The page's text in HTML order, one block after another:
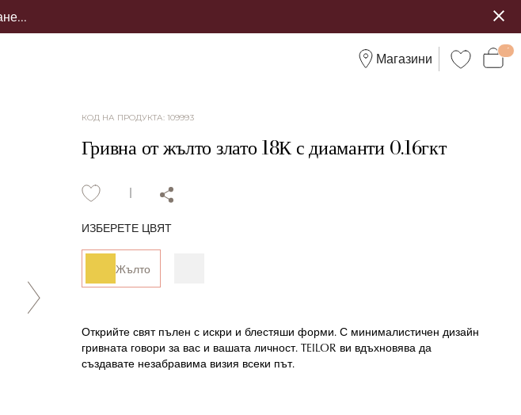
Магазини
КОД НА ПРОДУКТА: 109993
Гривна от жълто злато 18К с диаманти 0.16гкт
ИЗБЕРЕТЕ ЦВЯТ
Жълто
Открийте свят пълен с искри и блестяши форми. С минималистичен дизайн
гривната говори за вас и вашата личност. TEILOR ви вдъхновява да
създавате незабравима визия всеки път.